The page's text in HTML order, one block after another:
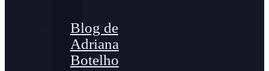
Blog de
Adriana
Botelho